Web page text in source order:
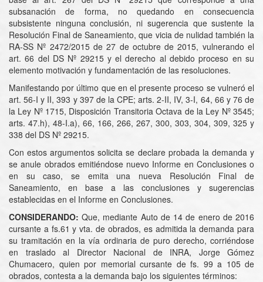
subsanación de forma, no quedando en consecuencia
subsistente ninguna conclusión, ni sugerencia que sustente la
Resolución Final de Saneamiento, que vicia de nulidad también la
RA-SS Nº 2472/2015 de 27 de octubre de 2015, vulnerando el
art. 66 del DS Nº 29215 y el derecho al debido proceso en su
elemento motivación y fundamentación de las resoluciones.
Manifestando por último que en el presente proceso se vulneró el
art. 56-I y II, 393 y 397 de la CPE; arts. 2-II, IV, 3-I, 64, 66 y 76 de
la Ley Nº 1715, Disposición Transitoria Octava de la Ley Nº 3545;
arts. 47.h), 48-I.a), 66, 166, 266, 267, 300, 303, 304, 309, 325 y
338 del DS Nº 29215.
Con estos argumentos solicita se declare probada la demanda y
se anule obrados emitiéndose nuevo Informe en Conclusiones o
en su caso, se emita una nueva Resolución Final de
Saneamiento, en base a las conclusiones y sugerencias
establecidas en el Informe en Conclusiones.
CONSIDERANDO: Que, mediante Auto de 14 de enero de 2016
cursante a fs.61 y vta. de obrados, es admitida la demanda para
su tramitación en la vía ordinaria de puro derecho, corriéndose
en traslado al Director Nacional de INRA, Jorge Gómez
Chumacero, quien por memorial cursante de fs. 99 a 105 de
obrados, contesta a la demanda bajo los siguientes términos: